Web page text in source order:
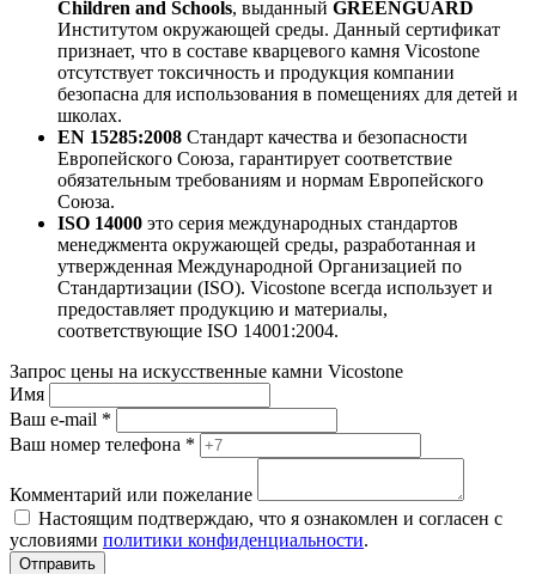
Children and Schools, выданный GREENGUARD
Институтом окружающей среды. Данный сертификат
признает, что в составе кварцевого камня Vicostone
отсутствует токсичность и продукция компании
безопасна для использования в помещениях для детей и
школах.
EN 15285:2008 Стандарт качества и безопасности
Европейского Союза, гарантирует соответствие
обязательным требованиям и нормам Европейского
Союза.
ISO 14000 это серия международных стандартов
менеджмента окружающей среды, разработанная и
утвержденная Международной Организацией по
Стандартизации (ISO). Vicostone всегда использует и
предоставляет продукцию и материалы,
соответствующие ISO 14001:2004.
Запрос цены на искусственные камни Vicostone
Имя
Ваш e-mail *
Ваш номер телефона *
Комментарий или пожелание
Настоящим подтверждаю, что я ознакомлен и согласен с
условиями политики конфиденциальности.
Отправить